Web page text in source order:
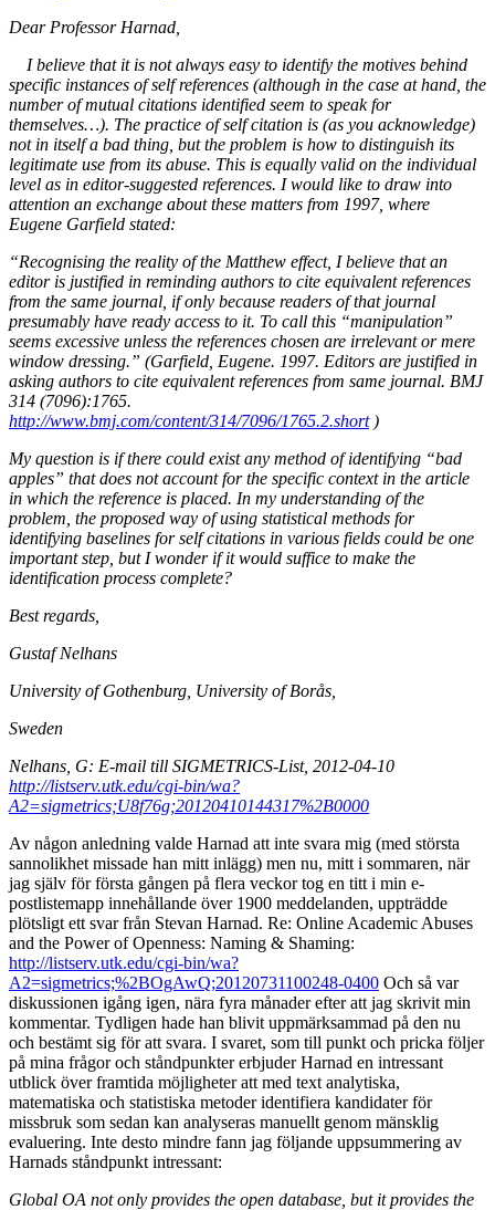
Dear Professor Harnad,
I believe that it is not always easy to identify the motives behind
specific instances of self references (although in the case at hand, the
number of mutual citations identified seem to speak for
themselves…). The practice of self citation is (as you acknowledge)
not in itself a bad thing, but the problem is how to distinguish its
legitimate use from its abuse. This is equally valid on the individual
level as in editor-suggested references. I would like to draw into
attention an exchange about these matters from 1997, where
Eugene Garfield stated:
“Recognising the reality of the Matthew effect, I believe that an
editor is justified in reminding authors to cite equivalent references
from the same journal, if only because readers of that journal
presumably have ready access to it. To call this “manipulation”
seems excessive unless the references chosen are irrelevant or mere
window dressing.” (Garfield, Eugene. 1997. Editors are justified in
asking authors to cite equivalent references from same journal. BMJ
314 (7096):1765.
http://www.bmj.com/content/314/7096/1765.2.short)
My question is if there could exist any method of identifying “bad
apples” that does not account for the specific context in the article
in which the reference is placed. In my understanding of the
problem, the proposed way of using statistical methods for
identifying baselines for self citations in various fields could be one
important step, but I wonder if it would suffice to make the
identification process complete?
Best regards,
Gustaf Nelhans
University of Gothenburg, University of Borås,
Sweden
Nelhans, G: E-mail till SIGMETRICS-List, 2012-04-10
http://listserv.utk.edu/cgi-bin/wa?
A2=sigmetrics;U8f76g;20120410144317%2B0000
Av någon anledning valde Harnad att inte svara mig (med största
sannolikhet missade han mitt inlägg) men nu, mitt i sommaren, när
jag själv för första gången på flera veckor tog en titt i min e-
postlistemapp innehållande över 1900 meddelanden, uppträdde
plötsligt ett svar från Stevan Harnad. Re: Online Academic Abuses
and the Power of Openness: Naming & Shaming:
http://listserv.utk.edu/cgi-bin/wa?
A2=sigmetrics;%2BOgAwQ;20120731100248-0400 Och så var
diskussionen igång igen, nära fyra månader efter att jag skrivit min
kommentar. Tydligen hade han blivit uppmärksammad på den nu
och bestämt sig för att svara. I svaret, som till punkt och pricka följer
på mina frågor och ståndpunkter erbjuder Harnad en intressant
utblick över framtida möjligheter att med text analytiska,
matematiska och statistiska metoder identifiera kandidater för
missbruk som sedan kan analyseras manuellt genom mänsklig
evaluering. Inte desto mindre fann jag följande uppsummering av
Harnads ståndpunkt intressant:
Global OA not only provides the open database, but it provides the